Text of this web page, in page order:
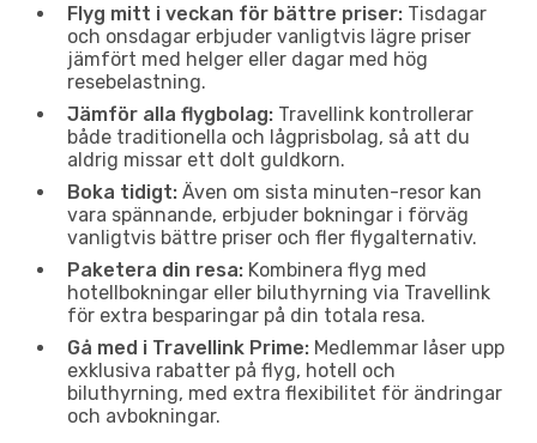
Flyg mitt i veckan för bättre priser: Tisdagar
och onsdagar erbjuder vanligtvis lägre priser
jämfört med helger eller dagar med hög
resebelastning.
Jämför alla flygbolag: Travellink kontrollerar
både traditionella och lågprisbolag, så att du
aldrig missar ett dolt guldkorn.
Boka tidigt: Även om sista minuten-resor kan
vara spännande, erbjuder bokningar i förväg
vanligtvis bättre priser och fler flygalternativ.
Paketera din resa: Kombinera flyg med
hotellbokningar eller biluthyrning via Travellink
för extra besparingar på din totala resa.
Gå med i Travellink Prime: Medlemmar låser upp
exklusiva rabatter på flyg, hotell och
biluthyrning, med extra flexibilitet för ändringar
och avbokningar.